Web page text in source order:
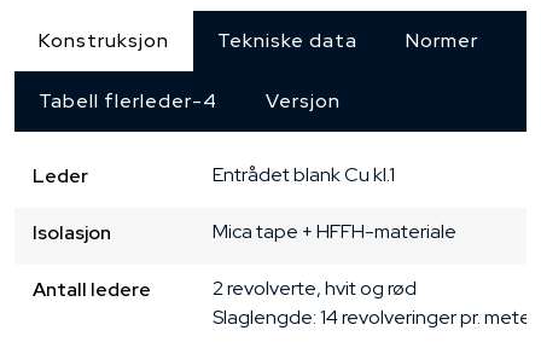
Konstruksjon Tekniske data Normer
Tabell flerleder-4 Versjon
Leder Entrådetblank Cukl.1
Isolasjon Mica tape + HFFH-materiale
Antall ledere
2 revolverte, hvit og rød
Slaglengde: 14 revolveringer pr. meter